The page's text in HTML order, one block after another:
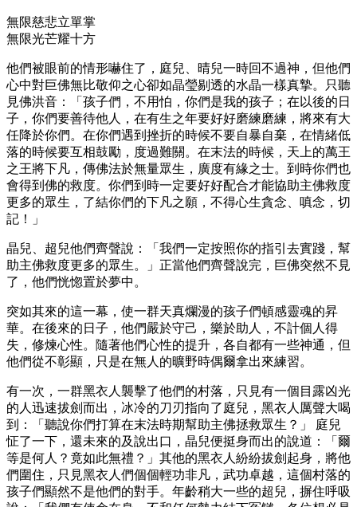
無限慈悲立單掌
無限光芒耀十方
他們被眼前的情形嚇住了，庭兒、晴兒一時回不過神，但他們
心中對巨佛無比敬仰之心卻如晶瑩剔透的水晶一樣真摯。只聽
見佛洪音：「孩子們，不用怕，你們是我的孩子；在以後的日
子，你們要善待他人，在有生之年要好好磨練磨練，將來有大
任降於你們。在你們遇到挫折的時候不要自暴自棄，在情緒低
落的時候要互相鼓勵，度過難關。在末法的時候，天上的萬王
之王將下凡，傳佛法於無量眾生，廣度有緣之士。到時你們也
會得到佛的救度。你們到時一定要好好配合才能協助主佛救度
更多的眾生，了結你們的下凡之願，不得心生貪念、嗔念，切
記！」
晶兒、超兒他們齊聲說：「我們一定按照你的指引去實踐，幫
助主佛救度更多的眾生。」正當他們齊聲說完，巨佛突然不見
了，他們恍惚置於夢中。
突如其來的這一幕，使一群天真爛漫的孩子們頓感靈魂的昇
華。在後來的日子，他們嚴於守己，樂於助人，不計個人得
失，修煉心性。隨著他們心性的提升，各自都有一些神通，但
他們從不彰顯，只是在無人的曠野時偶爾拿出來練習。
有一次，一群黑衣人襲擊了他們的村落，只見有一個目露凶光
的人迅速拔劍而出，冰冷的刀刃指向了庭兒，黑衣人厲聲大喝
到：「聽說你們打算在末法時期幫助主佛拯救眾生？」 庭兒
怔了一下，還未來的及說出口，晶兒便挺身而出的說道：「爾
等是何人？竟如此無禮？」其他的黑衣人紛紛拔劍起身，將他
們圍住，只見黑衣人們個個輕功非凡，武功卓越，這個村落的
孩子們顯然不是他們的對手。年齡稍大一些的超兒，摒住呼吸